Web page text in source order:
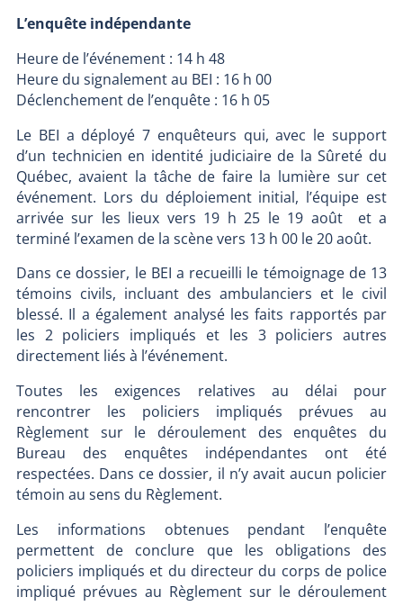
L’enquête indépendante
Heure de l’événement : 14 h 48
Heure du signalement au BEI : 16 h 00
Déclenchement de l’enquête : 16 h 05
Le BEI a déployé 7 enquêteurs qui, avec le support
d’un technicien en identité judiciaire de la Sûreté du
Québec, avaient la tâche de faire la lumière sur cet
événement. Lors du déploiement initial, l’équipe est
arrivée sur les lieux vers 19 h 25 le 19 août et a
terminé l’examen de la scène vers 13 h 00 le 20 août.
Dans ce dossier, le BEI a recueilli le témoignage de 13
témoins civils, incluant des ambulanciers et le civil
blessé. Il a également analysé les faits rapportés par
les 2 policiers impliqués et les 3 policiers autres
directement liés à l’événement.
Toutes les exigences relatives au délai pour
rencontrer les policiers impliqués prévues au
Règlement sur le déroulement des enquêtes du
Bureau des enquêtes indépendantes ont été
respectées. Dans ce dossier, il n’y avait aucun policier
témoin au sens du Règlement.
Les informations obtenues pendant l’enquête
permettent de conclure que les obligations des
policiers impliqués et du directeur du corps de police
impliqué prévues au Règlement sur le déroulement